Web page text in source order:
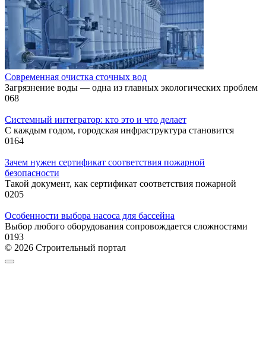
Современная очистка сточных вод
Загрязнение воды — одна из главных экологических проблем
068
Системный интегратор: кто это и что делает
С каждым годом, городская инфраструктура становится
0164
Зачем нужен сертификат соответствия пожарной
безопасности
Такой документ, как сертификат соответствия пожарной
0205
Особенности выбора насоса для бассейна
Выбор любого оборудования сопровождается сложностями
0193
© 2026 Строительный портал